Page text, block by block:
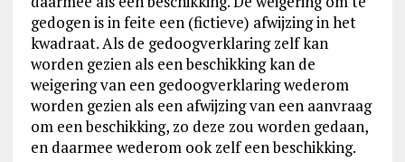
gedogen is in feite een (fictieve) afwijzing in het
kwadraat. Als de gedoogverklaring zelf kan
worden gezien als een beschikking kan de
weigering van een gedoogverklaring wederom
worden gezien als een afwijzing van een aanvraag
om een beschikking, zo deze zou worden gedaan,
en daarmee wederom ook zelf een beschikking.